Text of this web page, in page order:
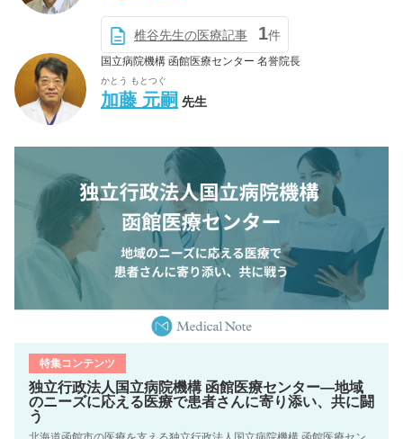
椎谷先生の医療記事 1件
国立病院機構 函館医療センター 名誉院長
かとう もとつぐ
加藤 元嗣 先生
特集コンテンツ
独立行政法人国立病院機構 函館医療センター―地域
のニーズに応える医療で患者さんに寄り添い、共に闘
う